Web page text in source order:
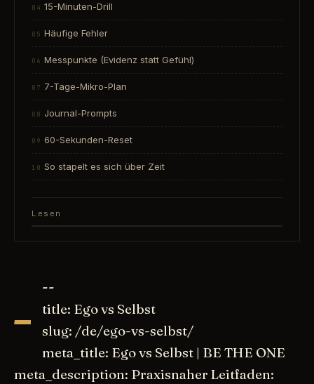
15-Minuten-Drill
Häufige Fehler
Messpunkte (Evidenz statt Gefühl)
7-Tage-Mikro-Plan
Journal-Prompts
60-Sekunden-Reset
So stapelt es sich über Zeit
Lesen
- --
title: Ego vs Selbst
slug: /de/ego-vs-selbst/
meta_title: Ego vs Selbst | BE THE ONE
meta_description: Praxisnaher Leitfaden: